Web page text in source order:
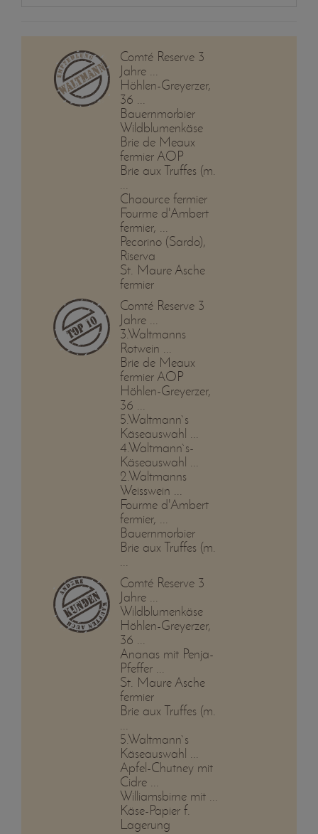
Comté Reserve 3
Jahre ...
Höhlen-Greyerzer,
36 ...
Bauernmorbier
Wildblumenkäse
Brie de Meaux
fermier AOP
Brie aux Truffes (m.
...
Chaource fermier
Fourme d'Ambert
fermier, ...
Pecorino (Sardo),
Riserva
St. Maure Asche
fermier
Comté Reserve 3
Jahre ...
3.Waltmanns
Rotwein ...
Brie de Meaux
fermier AOP
Höhlen-Greyerzer,
36 ...
5.Waltmann`s
Käseauswahl ...
4.Waltmann`s-
Käseauswahl ...
2.Waltmanns
Weisswein ...
Fourme d'Ambert
fermier, ...
Bauernmorbier
Brie aux Truffes (m.
...
Comté Reserve 3
Jahre ...
Wildblumenkäse
Höhlen-Greyerzer,
36 ...
Ananas mit Penja-
Pfeffer ...
St. Maure Asche
fermier
Brie aux Truffes (m.
...
5.Waltmann`s
Käseauswahl ...
Apfel-Chutney mit
Cidre ...
Williamsbirne mit ...
Käse-Papier f.
Lagerung